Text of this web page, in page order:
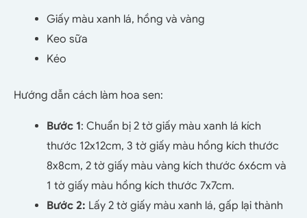
Giấy màu xanh lá, hồng và vàng
Keo sữa
Kéo
Hướng dẫn cách làm hoa sen:
Bước 1: Chuẩn bị 2 tờ giấy màu xanh lá kích
thước 12x12cm, 3 tờ giấy màu hồng kích thước
8x8cm, 2 tờ giấy màu vàng kích thước 6x6cm và
1 tờ giấy màu hồng kích thước 7x7cm.
Bước 2: Lấy 2 tờ giấy màu xanh lá, gấp lại thành